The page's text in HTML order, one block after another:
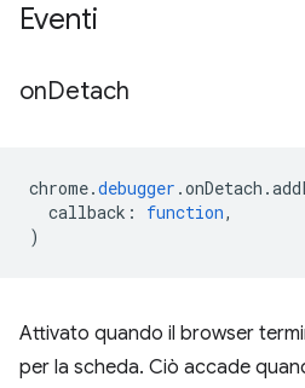
Eventi
onDetach
chrome.debugger .onDetach .
callback : function,
)
Attivato quando il browser
per la scheda. Ciò accade